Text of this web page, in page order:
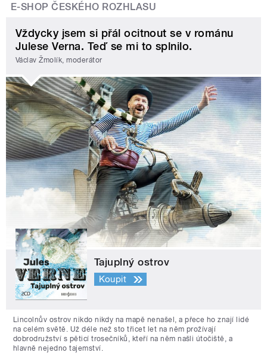
E-SHOP ČESKÉHO ROZHLASU
Vždycky jsem si přál ocitnout se v románu
Julese Verna. Teď se mi to splnilo.
Václav Žmolík, moderátor
Tajuplný ostrov
Koupit
Lincolnův ostrov nikdo nikdy na mapě nenašel, a přece ho znají lidé
na celém světě. Už déle než sto třicet let na něm prožívají
dobrodružství s pěticí trosečníků, kteří na něm našli útočiště, a
hlavně nejedno tajemství.